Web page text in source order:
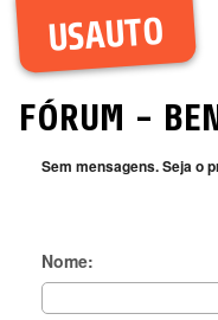
USAUTO
FÓRUM -
Sem mensagens. Seja o
Nome: